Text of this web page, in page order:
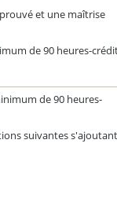
et une maîtrise
de 90 heures-
de 90 heures-
suivantes